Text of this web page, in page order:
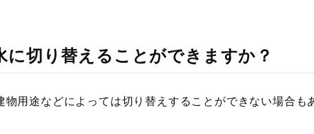
切り替えることができますか？
用途などによっては切り替えすることができない場合も